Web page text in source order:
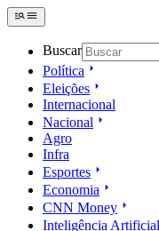
Buscar
Política
Eleições
Internacional
Nacional
Agro
Infra
Esportes
Economia
CNN Money
Inteligência Artificial